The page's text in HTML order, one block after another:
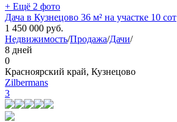
+ Ещё 2 фото
Дача в Кузнецово 36 м² на участке 10 сот
1 450 000 руб.
Недвижимость/Продажа/Дачи/
8 дней
0
Красноярский край, Кузнецово
Zilbermans
3